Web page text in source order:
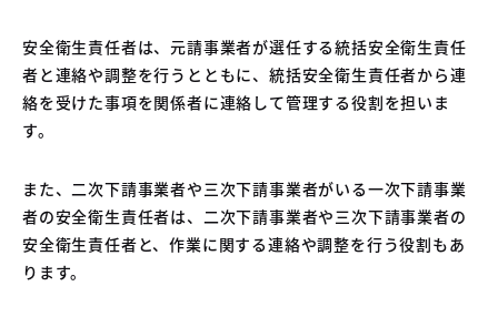
安全衛生責任者は、元請事業者が選任する統括安全衛生責任
者と連絡や調整を行うとともに、統括安全衛生責任者から連
絡を受けた事項を関係者に連絡して管理する役割を担いま
す。
また、二次下請事業者や三次下請事業者がいる一次下請事業
者の安全衛生責任者は、二次下請事業者や三次下請事業者の
安全衛生責任者と、作業に関する連絡や調整を行う役割もあ
ります。